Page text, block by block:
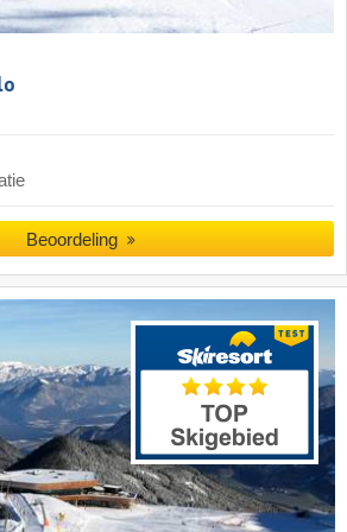
Beoordeling